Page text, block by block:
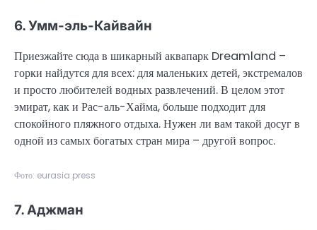
6. Умм-эль-Кайвайн
Приезжайте сюда в шикарный аквапарк Dreamland –
горки найдутся для всех: для маленьких детей, экстремалов
и просто любителей водных развлечений. В целом этот
эмират, как и Рас-аль-Хайма, больше подходит для
спокойного пляжного отдыха. Нужен ли вам такой досуг в
одной из самых богатых стран мира – другой вопрос.
Фото: eurasia.press
7. Аджман